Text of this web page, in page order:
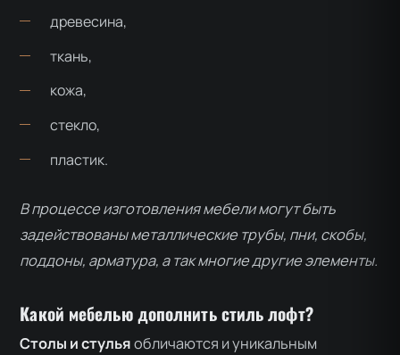
древесина,
ткань,
кожа,
стекло,
пластик.
В процессе изготовления мебели могут быть
задействованы металлические трубы, пни, скобы,
поддоны, арматура, а так многие другие элементы.
Какой мебелью дополнить стиль лофт?
Столы и стульяобличаются и уникальным